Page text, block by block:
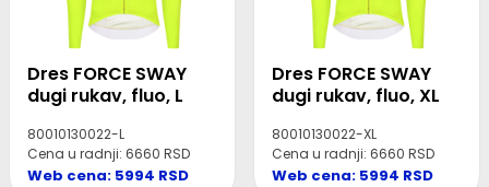
Dres FORCE SWAY
dugi rukav, fluo, L
80010130022-L
Cena u radnji: 6660 RSD
Web cena: 5994 RSD
Dres FORCE SWAY
dugi rukav, fluo, XL
80010130022-XL
Cena u radnji: 6660 RSD
Web cena: 5994 RSD